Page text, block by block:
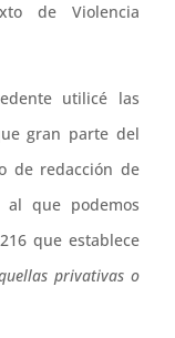
de Violencia
utilicé las
gran parte del
de redacción de
que podemos
que establece
privativas o